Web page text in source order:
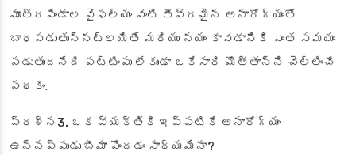
మూత్రపిండాల వైఫల్యం వంటి తీవ్రమైన అనారోగ్యంతో
బాధపడుతున్నట్లయితే మరియు నయం కావడానికి ఎంత సమయం
పడుతుందనేది పట్టింపు లేకుండా ఒకేసారి మొత్తాన్ని చెల్లించే
పథకం.
ప్రశ్న3. ఒక వ్యక్తికి ఇప్పటికే అనారోగ్యం
ఉన్నప్పుడు బీమా పొందడం సాధ్యమేనా?